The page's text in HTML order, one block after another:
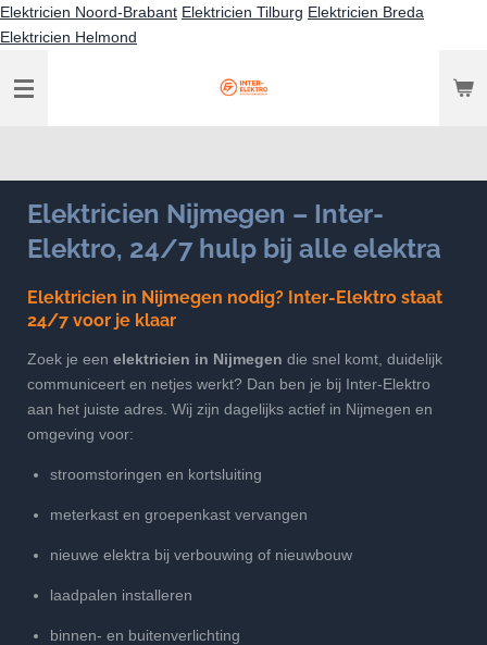
Elektricien Noord-Brabant Elektricien Tilburg Elektricien Breda
Elektricien Helmond
Ga
direct
de
Elektricien Nijmegen – Inter-
Elektro, 24/7 hulp bij alle elektra
Elektricien in Nijmegen nodig? Inter-Elektro staat
24/7 voor je klaar
Zoek je een elektricien in Nijmegen die snel komt, duidelijk
communiceert en netjes werkt? Dan ben je bij Inter-Elektro
aan het juiste adres. Wij zijn dagelijks actief in Nijmegen en
omgeving voor:
stroomstoringen en kortsluiting
meterkast en groepenkast vervangen
nieuwe elektra bij verbouwing of nieuwbouw
laadpalen installeren
binnen- en buitenverlichting